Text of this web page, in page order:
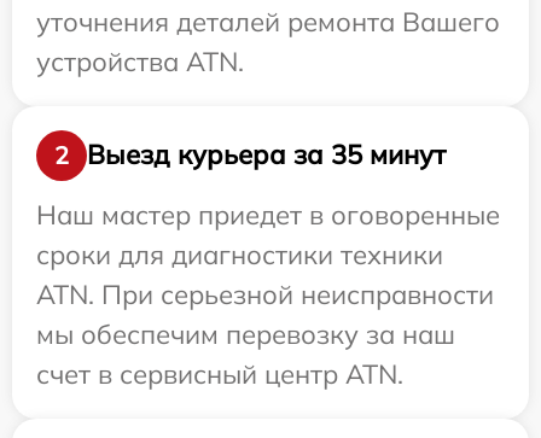
уточнения деталей ремонта Вашего
устройства ATN.
2
Выезд курьера за 35 минут
Наш мастер приедет в оговоренные
сроки для диагностики техники
ATN. При серьезной неисправности
мы обеспечим перевозку за наш
счет в сервисный центр ATN.